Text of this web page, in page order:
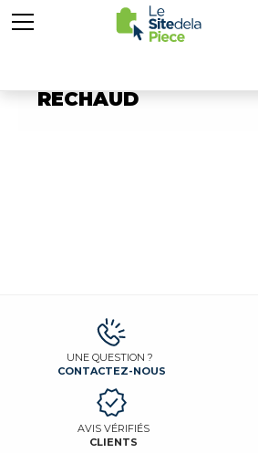
RECHAUD
UNE QUESTION ?
CONTACTEZ-NOUS
AVIS VÉRIFIÉS
CLIENTS